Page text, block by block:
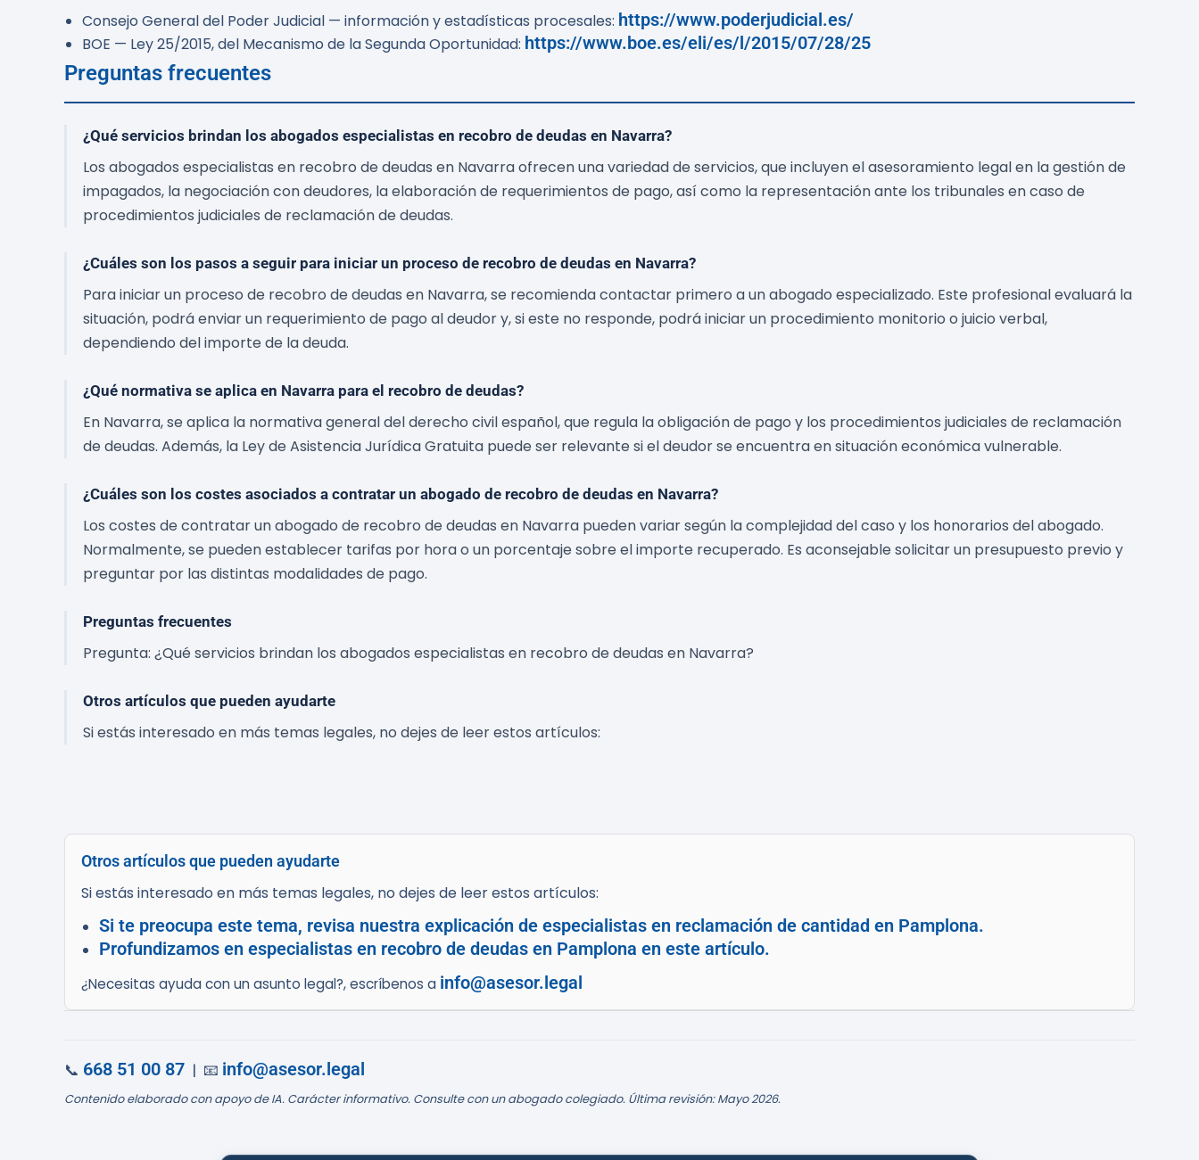
Consejo General del Poder Judicial — información y estadísticas procesales: https://www.poderjudicial.es/
BOE — Ley 25/2015, del Mecanismo de la Segunda Oportunidad: https://www.boe.es/eli/es/l/2015/07/28/25
Preguntas frecuentes
¿Qué servicios brindan los abogados especialistas en recobro de deudas en Navarra?
Los abogados especialistas en recobro de deudas en Navarra ofrecen una variedad de servicios, que incluyen el asesoramiento legal en la gestión de
impagados, la negociación con deudores, la elaboración de requerimientos de pago, así como la representación ante los tribunales en caso de
procedimientos judiciales de reclamación de deudas.
¿Cuáles son los pasos a seguir para iniciar un proceso de recobro de deudas en Navarra?
Para iniciar un proceso de recobro de deudas en Navarra, se recomienda contactar primero a un abogado especializado. Este profesional evaluará la
situación, podrá enviar un requerimiento de pago al deudor y, si este no responde, podrá iniciar un procedimiento monitorio o juicio verbal,
dependiendo del importe de la deuda.
¿Qué normativa se aplica en Navarra para el recobro de deudas?
En Navarra, se aplica la normativa general del derecho civil español, que regula la obligación de pago y los procedimientos judiciales de reclamación
de deudas. Además, la Ley de Asistencia Jurídica Gratuita puede ser relevante si el deudor se encuentra en situación económica vulnerable.
¿Cuáles son los costes asociados a contratar un abogado de recobro de deudas en Navarra?
Los costes de contratar un abogado de recobro de deudas en Navarra pueden variar según la complejidad del caso y los honorarios del abogado.
Normalmente, se pueden establecer tarifas por hora o un porcentaje sobre el importe recuperado. Es aconsejable solicitar un presupuesto previo y
preguntar por las distintas modalidades de pago.
Preguntas frecuentes
Pregunta: ¿Qué servicios brindan los abogados especialistas en recobro de deudas en Navarra?
Otros artículos que pueden ayudarte
Si estás interesado en más temas legales, no dejes de leer estos artículos:
Otros artículos que pueden ayudarte
Si estás interesado en más temas legales, no dejes de leer estos artículos:
Si te preocupa este tema, revisa nuestra explicación de especialistas en reclamación de cantidad en Pamplona.
Profundizamos en especialistas en recobro de deudas en Pamplona en este artículo.
¿Necesitas ayuda con un asunto legal?, escríbenos a info@asesor.legal
📞 668 51 00 87 | 📧 info@asesor.legal
Contenido elaborado con apoyo de IA. Carácter informativo. Consulte con un abogado colegiado. Última revisión: Mayo 2026.